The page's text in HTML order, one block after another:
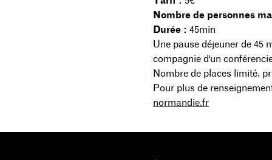
Nombre de personnes
Durée : 45min
Une pause déjeuner de 45
compagnie d'un
Nombre de places limité,
Pour plus de
normandie.fr